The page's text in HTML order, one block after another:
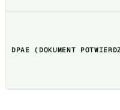
DPAE (DOKUMENT